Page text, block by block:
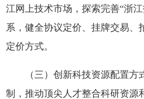
江网上技术市场，探索完善“浙
系，健全协议定价、挂牌交易、
定价方式。
（三）创新科技资源配置方
制，推动顶尖人才整合科研资源